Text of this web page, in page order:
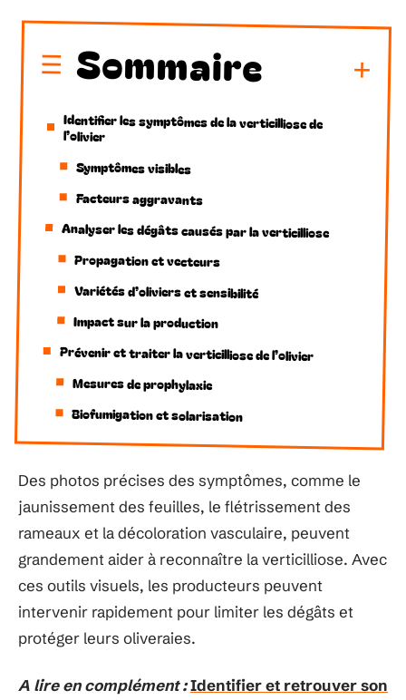
Sommaire
Identifier les symptômes de la verticilliose de
l’olivier
Symptômes visibles
Facteurs aggravants
Analyser les dégâts causés par la verticilliose
Propagation et vecteurs
Variétés d’oliviers et sensibilité
Impact sur la production
Prévenir et traiter la verticilliose de l’olivier
Mesures de prophylaxie
Biofumigation et solarisation
Des photos précises des symptômes, comme le
jaunissement des feuilles, le flétrissement des
rameaux et la décoloration vasculaire, peuvent
grandement aider à reconnaître la verticilliose. Avec
ces outils visuels, les producteurs peuvent
intervenir rapidement pour limiter les dégâts et
protéger leurs oliveraies.
A lire en complément :Identifier et retrouver son